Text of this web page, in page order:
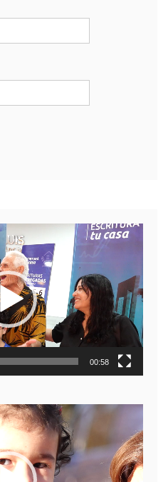
00:58